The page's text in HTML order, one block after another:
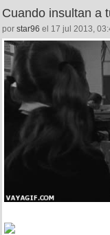
Cuando insultan a
por star96 el 17 jul 2013,